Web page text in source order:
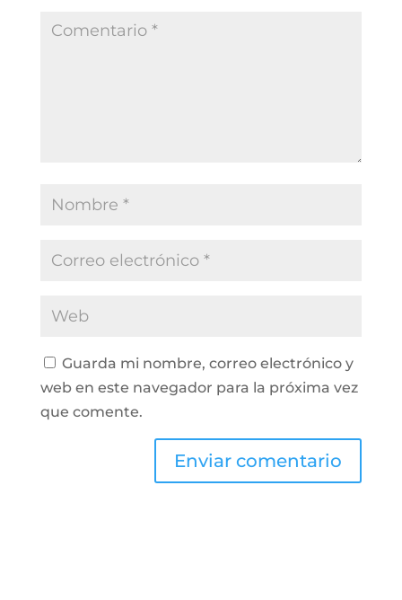
Guarda mi nombre, correo electrónico y
web en este navegador para la próxima vez
que comente.